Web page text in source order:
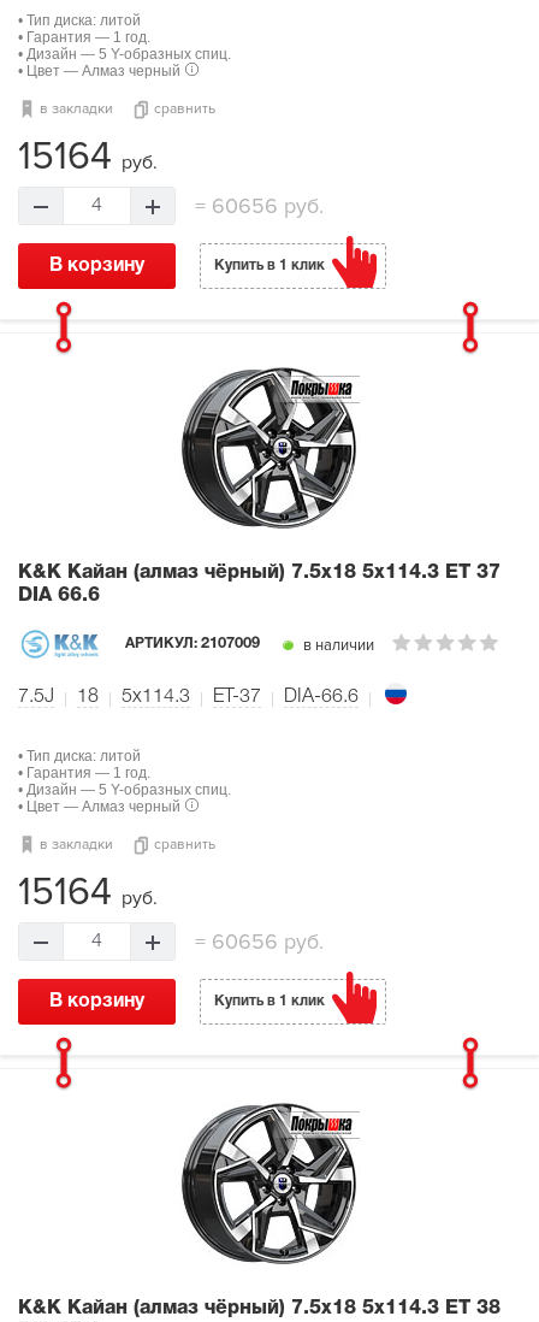
• Тип диска: литой
• Гарантия — 1 год.
• Дизайн — 5 Y-образных спиц.
• Цвет — Алмаз черный
в закладки сравнить
15164 руб.
4 = 60656 руб.
В корзину Купить в 1 клик
K&K Кайан (алмаз чёрный) 7.5x18 5x114.3 ET 37
DIA 66.6
АРТИКУЛ:2107009 в наличии
7.5J 18 5x114.3 ET-37 DIA-66.6
• Тип диска: литой
• Гарантия — 1 год.
• Дизайн — 5 Y-образных спиц.
• Цвет — Алмаз черный
в закладки сравнить
15164 руб.
4 = 60656 руб.
В корзину Купить в 1 клик
K&K Кайан (алмаз чёрный) 7.5x18 5x114.3 ET 38